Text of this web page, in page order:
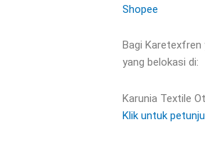
Shopee
Bagi
yang belokasi di:
Karunia Textile
Klik untuk